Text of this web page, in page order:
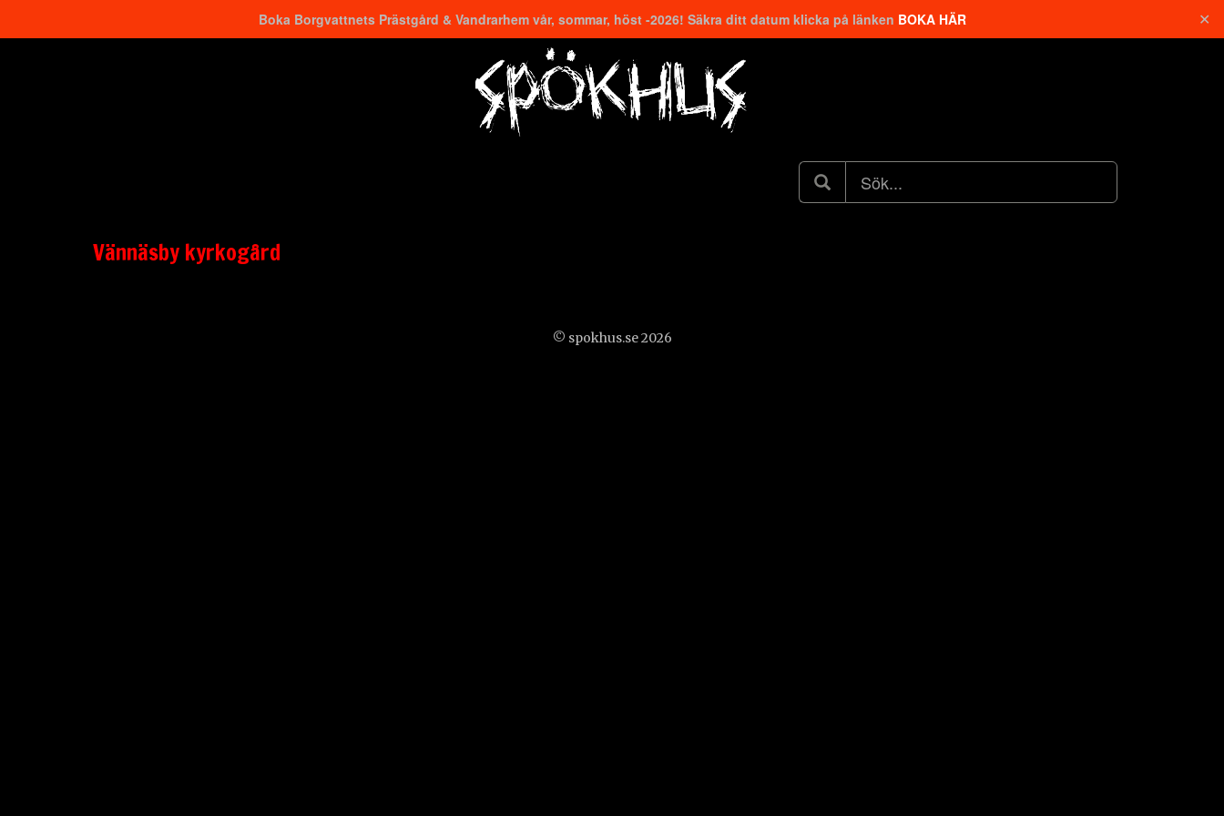
Boka Borgvattnets Prästgård & Vandrarhem vår, sommar, höst -2026! Säkra ditt datum klicka på länken BOKA HÄR ✕
Vännäsby kyrkogård
© spokhus.se 2026